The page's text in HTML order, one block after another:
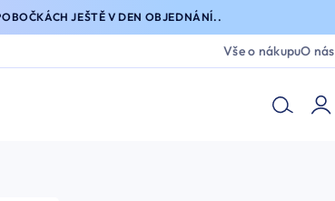
JEŠTĚ V DEN OBJEDNÁNÍ..
Vše o nákupuO nás